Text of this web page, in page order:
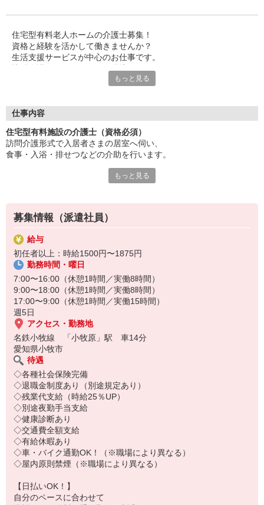
住宅型有料老人ホームの介護士募集！
資格と経験を活かして働きませんか？
生活支援サービスが中心のお仕事です。
利用者様とじっくり向き合えるのが魅力です♪
あなたのホスピタリティが活かせます。
スキルアップ研修も充実しています。
働き方は選べる柔軟なシフト体制。
風通しが良い職場で働きやすさ抜群。
安定して長く働きたい方に最適です。
施設見学も受け付けています！
もっと見る
仕事内容
住宅型有料施設の介護士（資格必須）
訪問介護形式で入居者さまの居室へ伺い、
食事・入浴・排せつなどの介助を行います。
介護福祉士や初任者研修修了者などの資格が必要で、
医療機関との連携も重要で、
利用者の安心・安全な生活を支える役割です。
もっと見る
募集情報（派遣社員）
給与
初任者以上：時給1500円〜1875円
勤務時間・曜日
7:00〜16:00（休憩1時間／実働8時間）
9:00〜18:00（休憩1時間／実働8時間）
17:00〜9:00（休憩1時間／実働15時間）
週5日
アクセス・勤務地
名鉄小牧線 「小牧原」駅 車14分
愛知県小牧市
待遇
◇各種社会保険完備
◇退職金制度あり（別途規定あり）
◇残業代支給（時給25％UP）
◇別途夜勤手当支給
◇健康診断あり
◇交通費全額支給
◇有給休暇あり
◇車・バイク通勤OK！（※職場により異なる）
◇屋内原則禁煙（※職場により異なる）
【日払いOK！】
自分のペースに合わせて